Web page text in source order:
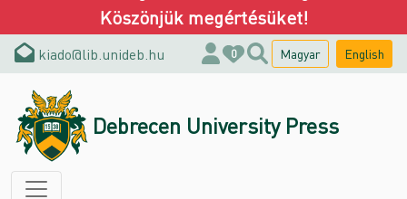
Köszönjük megértésüket!
kiado@lib.unideb.hu 0 Magyar English
Debrecen University Press